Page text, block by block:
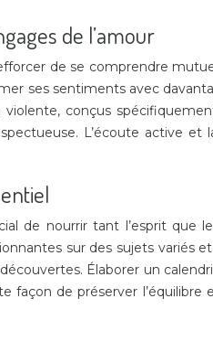
de l’amour
de se comprendre
ses sentiments avec
conçus
L’écoute active
de nourrir tant l’esprit que
sur des sujets variés
Élaborer un
façon de préserver